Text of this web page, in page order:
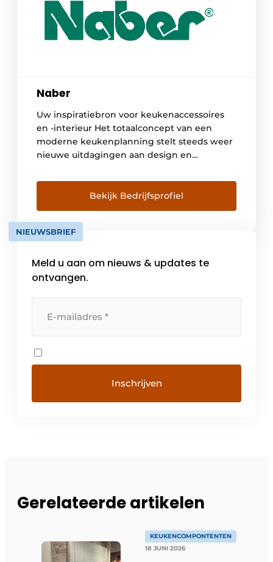
Naber
Uw inspiratiebron voor keukenaccessoires
en -interieur Het totaalconcept van een
moderne keukenplanning stelt steeds weer
nieuwe uitdagingen aan design en
accessoires en interieur. Wie geen
genoegen wil nemen met het gebruikelijke
aanbod opteert voor Naber als leverancier
en ontwikkelaar van toekomstgerichte
oplossingen. Voor producten die door een
Bekijk Bedrijfsprofiel
NIEUWSBRIEF
Meld u aan om nieuws & updates te
ontvangen.
Gerelateerde artikelen
KEUKENCOMPONTENTEN
18 JUNI 2026